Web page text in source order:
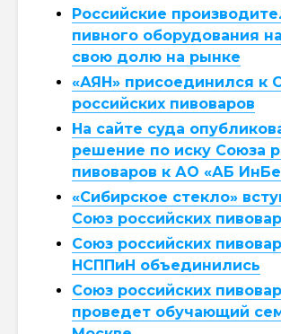
Российские
пивного оборудования
свою долю на рынке
«АЯН» присоединился к
российских пивоваров
На сайте суда
решение по иску Союза
пивоваров к АО «АБ
«Сибирское стекло»
Союз российских
Союз российских
НСППиН объединились
Союз российских
проведет обучающий